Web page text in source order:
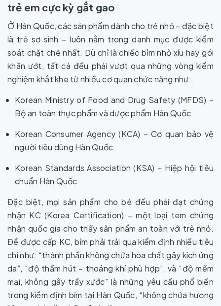
trẻ em cực kỳ gắt gao
Ở Hàn Quốc, các sản phẩm dành cho trẻ nhỏ – đặc biệt
là trẻ sơ sinh – luôn nằm trong danh mục được kiểm
soát chặt chẽ nhất. Dù chỉ là chiếc bỉm nhỏ xíu hay gói
khăn ướt, tất cả đều phải vượt qua những vòng kiểm
nghiệm khắt khe từ nhiều cơ quan chức năng như:
Korean Ministry of Food and Drug Safety (MFDS) –
Bộ an toàn thực phẩm và dược phẩm Hàn Quốc
Korean Consumer Agency (KCA) – Cơ quan bảo vệ
người tiêu dùng Hàn Quốc
Korean Standards Association (KSA) – Hiệp hội tiêu
chuẩn Hàn Quốc
Đặc biệt, mọi sản phẩm cho bé đều phải đạt chứng
nhận KC (Korea Certification) – một loại tem chứng
nhận quốc gia cho thấy sản phẩm an toàn với trẻ nhỏ.
Để được cấp KC, bỉm phải trải qua kiểm định nhiều tiêu
chí như: “thành phần không chứa hóa chất gây kích ứng
da”, “độ thấm hút – thoáng khí phù hợp”, và “độ mềm
mại, không gây trầy xước” là những yêu cầu phổ biến
trong kiểm định bỉm tại Hàn Quốc, “không chứa hương